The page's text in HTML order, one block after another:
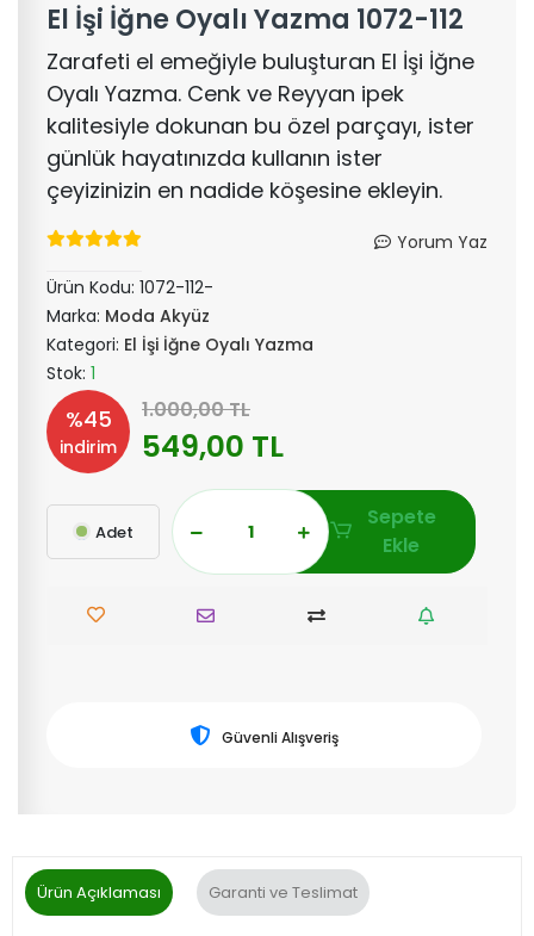
El İşi İğne Oyalı Yazma 1072-112
Zarafeti el emeğiyle buluşturan El İşi İğne
Oyalı Yazma. Cenk ve Reyyan ipek
kalitesiyle dokunan bu özel parçayı, ister
günlük hayatınızda kullanın ister
çeyizinizin en nadide köşesine ekleyin.
Yorum Yaz
Ürün Kodu: 1072-112-
Marka: Moda Akyüz
Kategori: El İşi İğne Oyalı Yazma
Stok: 1
%45
indirim
1.000,00 TL
549,00 TL
Adet
Sepete
Ekle
Güvenli Alışveriş
Ürün Açıklaması Garanti ve Teslimat